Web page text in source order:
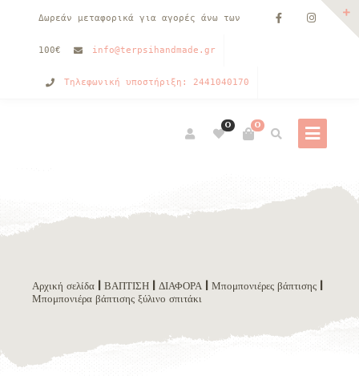
Δωρεάν μεταφορικά για αγορές άνω των
100€ info@terpsihandmade.gr
Τηλεφωνική υποστήριξη: 2441040170
0
0
Αρχική σελίδα ΒΑΠΤΙΣΗ ΔΙΑΦΟΡΑ Μπομπονιέρες βάπτισης
Μπομπονιέρα βάπτισης ξύλινο σπιτάκι